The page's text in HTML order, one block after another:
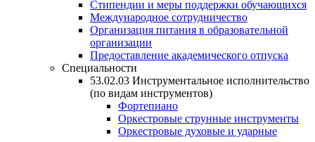
Стипендии и меры поддержки обучающихся
Международное сотрудничество
Организация питания в образовательной
организации
Предоставление академического отпуска
Специальности
53.02.03 Инструментальное исполнительство
(по видам инструментов)
Фортепиано
Оркестровые струнные инструменты
Оркестровые духовые и ударные